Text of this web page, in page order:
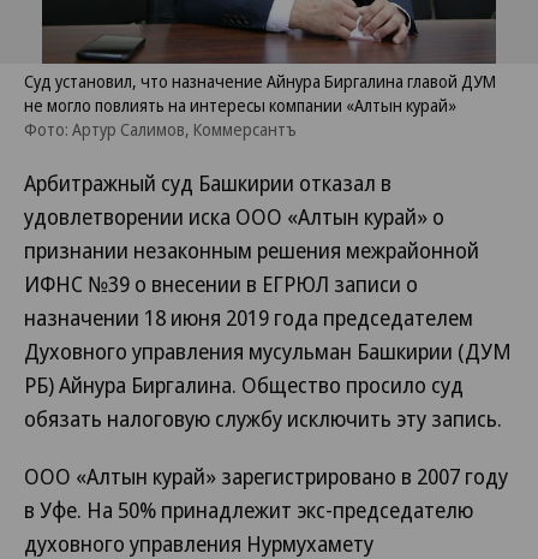
Суд установил, что назначение Айнура Биргалина главой ДУМ
не могло повлиять на интересы компании «Алтын курай»
Фото: Артур Салимов, Коммерсантъ
Арбитражный суд Башкирии отказал в
удовлетворении иска ООО «Алтын курай» о
признании незаконным решения межрайонной
ИФНС №39 о внесении в ЕГРЮЛ записи о
назначении 18 июня 2019 года председателем
Духовного управления мусульман Башкирии (ДУМ
РБ) Айнура Биргалина. Общество просило суд
обязать налоговую службу исключить эту запись.
ООО «Алтын курай» зарегистрировано в 2007 году
в Уфе. На 50% принадлежит экс-председателю
духовного управления Нурмухамету